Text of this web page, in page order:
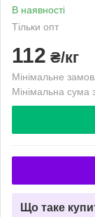
В наявності
Тільки опт
112 ₴/кг
Мінімальне
Мінімальна сума
Що таке